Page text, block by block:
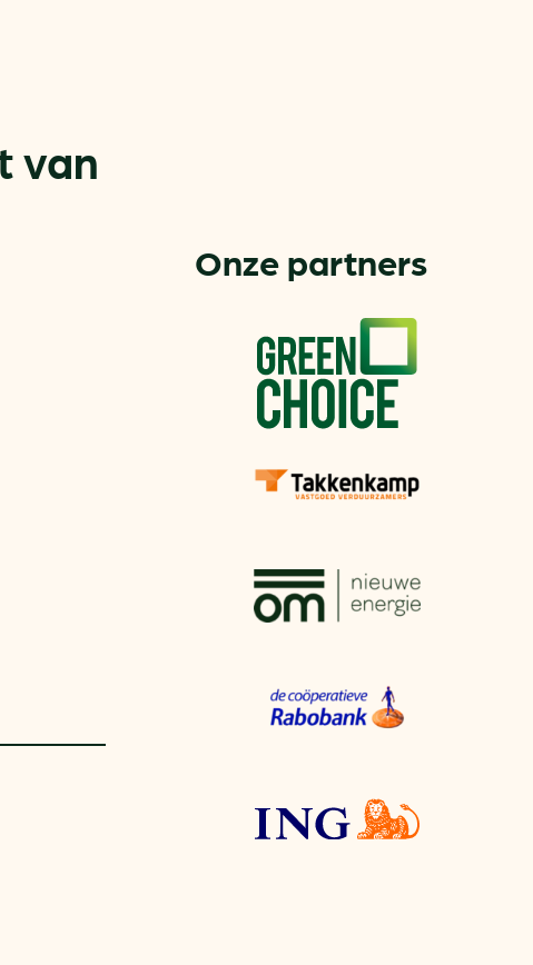
van
Onze partners